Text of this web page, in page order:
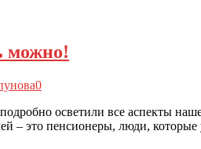
можно!
0
осветили все аспекты
– это пенсионеры, люди,